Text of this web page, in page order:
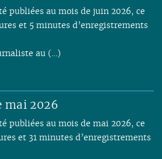
publiées au mois de juin 2026, ce
et 5 minutes d’enregistrements
au (…)
mai 2026
publiées au mois de mai 2026, ce
et 31 minutes d’enregistrements